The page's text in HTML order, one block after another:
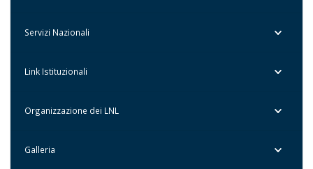
Servizi Nazionali
Link Istituzionali
Organizzazione dei LNL
Galleria